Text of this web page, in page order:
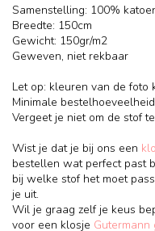
Samenstelling: 100%
Breedte: 150cm
Gewicht: 150gr/m2
Geweven, niet rekbaar
Let op: kleuren van de
Minimale
Vergeet je niet om de stof
Wist je dat je bij ons een
bestellen wat perfect past
bij welke stof het moet
je uit.
Wil je graag zelf je keus
voor een klosje Gutermann